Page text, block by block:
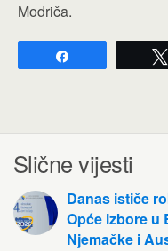
Modriča.
Slične vijesti
Danas ističe
Opće izbore u
Njemačke i